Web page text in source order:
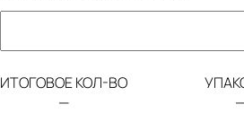
ИТОГОВОЕ КОЛ-ВО
—